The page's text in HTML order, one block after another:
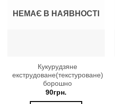
НЕМАЄ В НАЯВНОСТІ
Кукурудзяне
екструдоване(текстуроване)
борошно
90грн.